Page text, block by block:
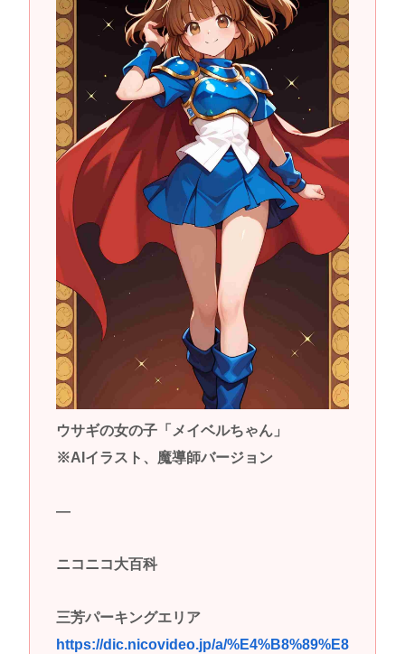
ウサギの女の子「メイベルちゃん」
※AIイラスト、魔導師バージョン
—
ニコニコ大百科
三芳パーキングエリア
https://dic.nicovideo.jp/a/%E4%B8%89%E8